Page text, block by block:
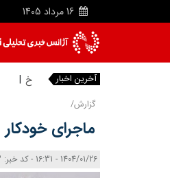
16 مرداد 1405
آخرین اخبار خبرنگار
گزارش/
ماجرای خودکار
1404/01/26 - 16:31 - کد خبر: 134363